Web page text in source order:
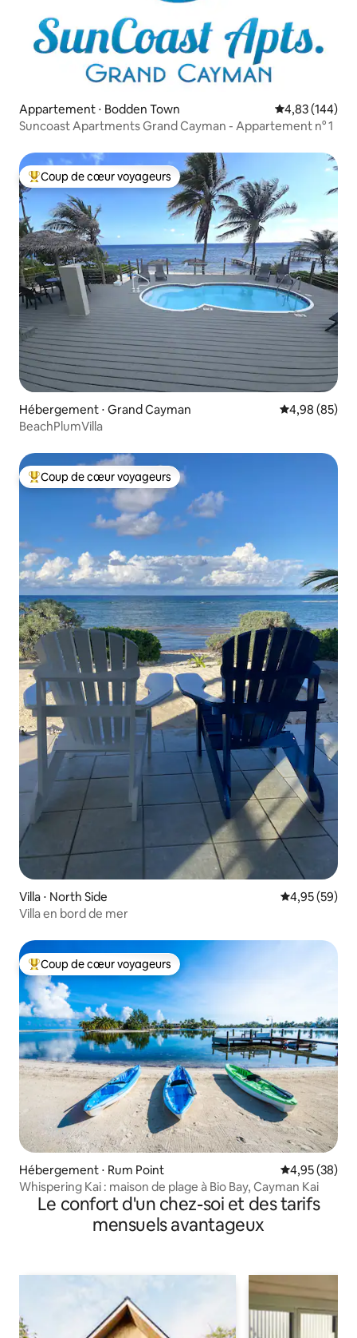
Appartement ⋅ Bodden Town Évaluation
4,83 (144)
Suncoast Apartments Grand Cayman - Appartement n° 1
Coups de cœur voyageurs les plus appréciés
Coup de cœur voyageurs
Hébergement ⋅ Grand Cayman Évaluation
4,98 (85)
BeachPlumVilla
Coups de cœur voyageurs les plus appréciés
Coup de cœur voyageurs
Villa ⋅ North Side Évaluation
4,95 (59)
Villa en bord de mer
Coups de cœur voyageurs les plus appréciés
Coup de cœur voyageurs
Hébergement ⋅ Rum Point Évaluation
4,95 (38)
Whispering Kai : maison de plage à Bio Bay, Cayman Kai
Le confort d'un chez-soi et des tarifs
mensuels avantageux